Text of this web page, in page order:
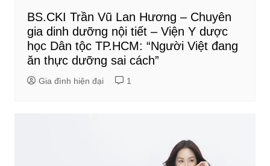
BS.CKI Trần Vũ Lan Hương – Chuyên
gia dinh dưỡng nội tiết – Viện Y dược
học Dân tộc TP.HCM: “Người Việt đang
ăn thực dưỡng sai cách”
Gia đình hiện đại 1